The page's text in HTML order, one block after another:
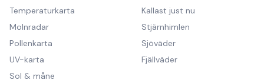
Temperaturkarta
Molnradar
Pollenkarta
UV-karta
Sol & måne
Kallast just nu
Stjärnhimlen
Sjöväder
Fjällväder